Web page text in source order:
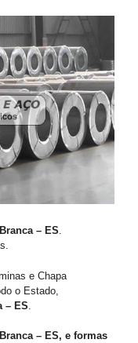
– ES.
e Chapa
o Estado,
– ES
– ES, e formas